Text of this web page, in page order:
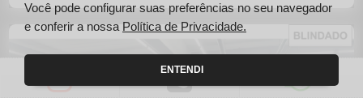
Você pode configurar suas preferências no seu navegador
e conferir a nossa Política de Privacidade.
ENTENDI